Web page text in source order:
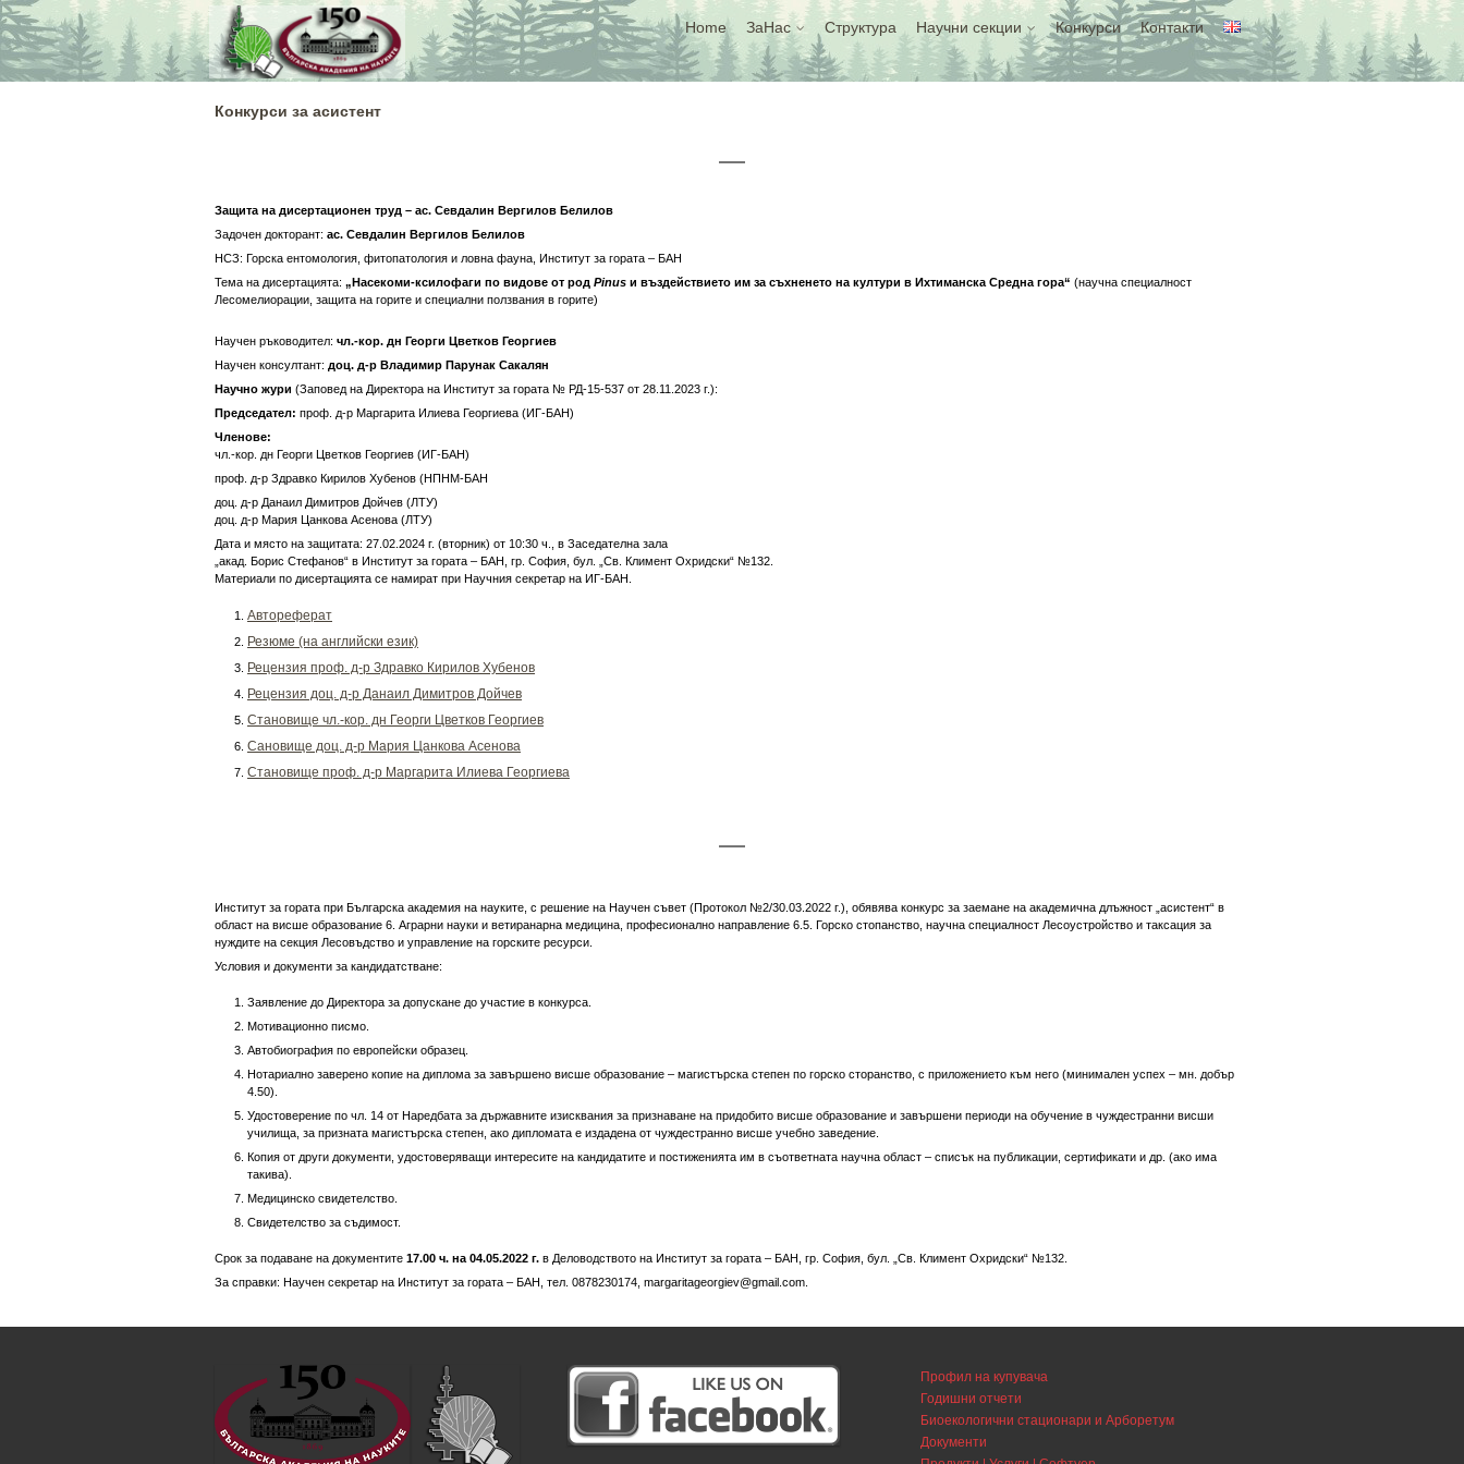
Skip
to
content
Home ЗаНас Структура Научни секции Конкурси Контакти
Конкурси за асистент
Защита на дисертационен труд – ас. Севдалин Вергилов Белилов
Задочен докторант: ас. Севдалин Вергилов Белилов
НСЗ: Горска ентомология, фитопатология и ловна фауна, Институт за гората – БАН
Тема на дисертацията: „Насекоми-ксилофаги по видове от род Pinus и въздействието им за съхненето на култури в Ихтиманска Средна гора“ (научна специалност
Лесомелиорации, защита на горите и специални ползвания в горите)
Научен ръководител: чл.-кор. дн Георги Цветков Георгиев
Научен консултант: доц. д-р Владимир Парунак Сакалян
Научно жури (Заповед на Директора на Институт за гората № РД-15-537 от 28.11.2023 г.):
Председател: проф. д-р Маргарита Илиева Георгиева (ИГ-БАН)
Членове:
чл.-кор. дн Георги Цветков Георгиев (ИГ-БАН)
проф. д-р Здравко Кирилов Хубенов (НПНМ-БАН
доц. д-р Данаил Димитров Дойчев (ЛТУ)
доц. д-р Мария Цанкова Асенова (ЛТУ)
Дата и място на защитата: 27.02.2024 г. (вторник) от 10:30 ч., в Заседателна зала
„акад. Борис Стефанов“ в Институт за гората – БАН, гр. София, бул. „Св. Климент Охридски“ №132.
Материали по дисертацията се намират при Научния секретар на ИГ-БАН.
Автореферат
Резюме (на английски език)
Рецензия проф. д-р Здравко Кирилов Хубенов
Рецензия доц. д-р Данаил Димитров Дойчев
Становище чл.-кор. дн Георги Цветков Георгиев
Сановище доц. д-р Мария Цанкова Асенова
Становище проф. д-р Маргарита Илиева Георгиева
Институт за гората при Българска академия на науките, с решение на Научен съвет (Протокол №2/30.03.2022 г.), обявява конкурс за заемане на академична длъжност „асистент“ в
област на висше образование 6. Аграрни науки и ветиранарна медицина, професионално направление 6.5. Горско стопанство, научна специалност Лесоустройство и таксация за
нуждите на секция Лесовъдство и управление на горските ресурси.
Условия и документи за кандидатстване:
Заявление до Директора за допускане до участие в конкурса.
Мотивационно писмо.
Автобиография по европейски образец.
Нотариално заверено копие на диплома за завършено висше образование – магистърска степен по горско сторанство, с приложението към него (минимален успех – мн. добър
4.50).
Удостоверение по чл. 14 от Наредбата за държавните изисквания за признаване на придобито висше образование и завършени периоди на обучение в чуждестранни висши
училища, за призната магистърска степен, ако дипломата е издадена от чуждестранно висше учебно заведение.
Копия от други документи, удостоверяващи интересите на кандидатите и постиженията им в съответната научна област – списък на публикации, сертификати и др. (ако има
такива).
Медицинско свидетелство.
Свидетелство за съдимост.
Срок за подаване на документите 17.00 ч. на 04.05.2022 г. в Деловодството на Институт за гората – БАН, гр. София, бул. „Св. Климент Охридски“ №132.
За справки: Научен секретар на Институт за гората – БАН, тел. 0878230174, margaritageorgiev@gmail.com.
Профил на купувача
Годишни отчети
Биоекологични стационари и Арборетум
Документи